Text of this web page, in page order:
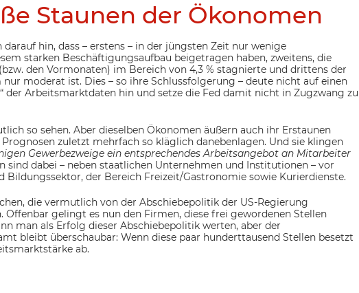
Staunen der Ökonomen
hin, dass – erstens – in der jüngsten Zeit nur wenige
starken Beschäftigungsaufbau beigetragen haben, zweitens, die
den Vormonaten) im Bereich von 4,3 % stagnierte und drittens der
moderat ist. Dies – so ihre Schlussfolgerung – deute nicht auf einen
“ der Arbeitsmarktdaten hin und setze die Fed damit nicht in Zugzwang zu
so sehen. Aber dieselben Ökonomen äußern auch ihr Erstaunen
zuletzt mehrfach so kläglich danebenlagen. Und sie klingen
Gewerbezweige ein entsprechendes Arbeitsangebot an Mitarbeiter
sind dabei – neben staatlichen Unternehmen und Institutionen – vor
Bildungssektor, der Bereich Freizeit/Gastronomie sowie Kurierdienste.
die vermutlich von der Abschiebepolitik der US-Regierung
Offenbar gelingt es nun den Firmen, diese frei gewordenen Stellen
man als Erfolg dieser Abschiebepolitik werten, aber der
bleibt überschaubar: Wenn diese paar hunderttausend Stellen besetzt
ab.